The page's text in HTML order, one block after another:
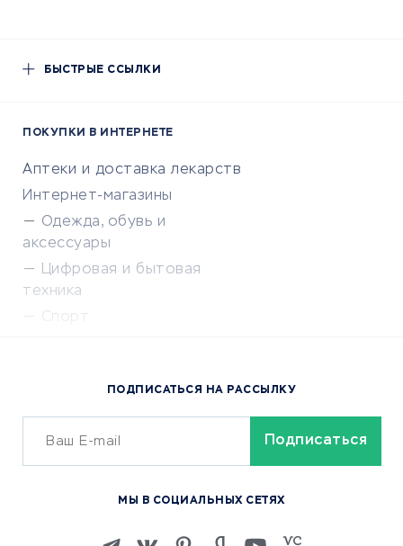
БЫСТРЫЕ ССЫЛКИ
ПОКУПКИ В ИНТЕРНЕТЕ
Аптеки и доставка лекарств
Интернет-магазины
Одежда, обувь и
аксессуары
Цифровая и бытовая
техника
Спорт
Сервисы доставки
ОБУЧЕНИЕ И РАБОТА
Изучение иностранных
ПОДПИСАТЬСЯ НА РАССЫЛКУ
МЫ В СОЦИАЛЬНЫХ СЕТЯХ